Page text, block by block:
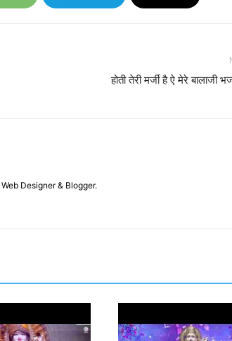
होती तेरी मर्जी है ऐ मेरे बालाजी
Designer & Blogger.